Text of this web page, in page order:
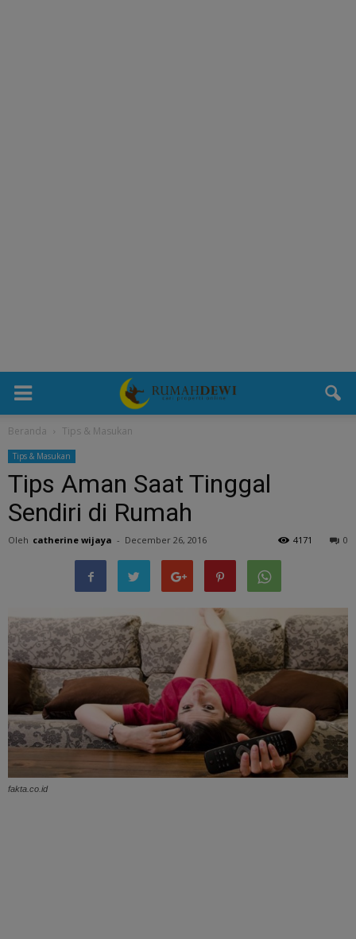
Beranda Tips & Masukan
Tips & Masukan
Tips Aman Saat Tinggal
Sendiri di Rumah
Oleh catherine wijaya - December 26, 2016 0
4171
fakta.co.id